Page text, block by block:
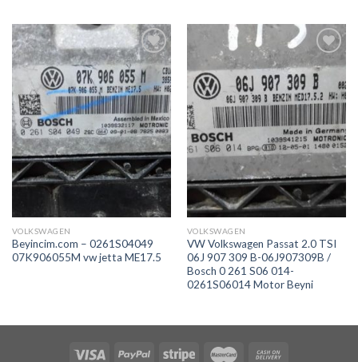
İstek
Listeme
Ekle
VOLKSWAGEN
Beyincim.com – 0261S04049
07K906055M vw jetta ME17.5
İstek
Listeme
Ekle
VOLKSWAGEN
VW Volkswagen Passat 2.0 TSI
06J 907 309 B-06J907309B /
Bosch 0 261 S06 014-
0261S06014 Motor Beyni